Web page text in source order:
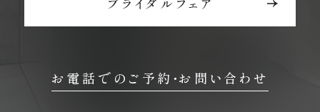
お電話でのご予約・お問い合わせ